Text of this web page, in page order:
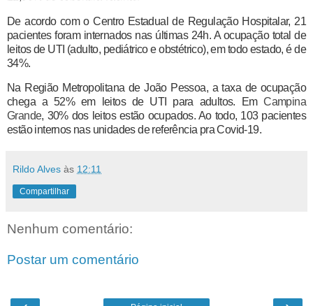
De acordo com o Centro Estadual de Regulação Hospitalar, 21
pacientes foram internados nas últimas 24h. A ocupação total de
leitos de UTI (adulto, pediátrico e obstétrico), em todo estado, é de
34%.
Na Região Metropolitana de João Pessoa, a taxa de ocupação
chega a 52% em leitos de UTI para adultos. EmCampina
Grande, 30% dos leitos estão ocupados. Ao todo, 103 pacientes
estão internos nas unidades de referência pra Covid-19.
Rildo Alves às 12:11
Compartilhar
Nenhum comentário:
Postar um comentário